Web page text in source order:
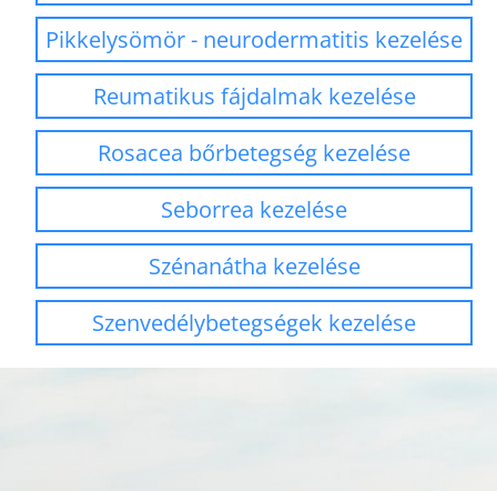
Pikkelysömör - neurodermatitis kezelése
Reumatikus fájdalmak kezelése
Rosacea bőrbetegség kezelése
Seborrea kezelése
Szénanátha kezelése
Szenvedélybetegségek kezelése